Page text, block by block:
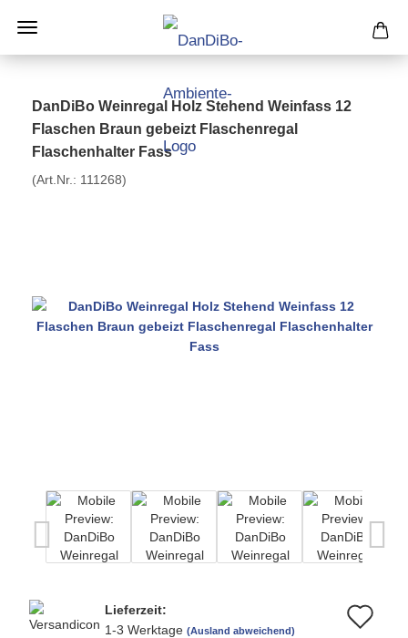
DanDiBo Weinregal Holz Stehend Weinfass 12
Flaschen Braun gebeizt Flaschenregal
Flaschenhalter Fass
(Art.Nr.: 111268)
Lieferzeit:
1-3 Werktage (Ausland abweichend)